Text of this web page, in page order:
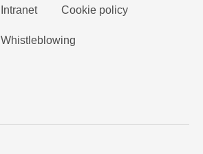
Intranet Cookie policy
Whistleblowing